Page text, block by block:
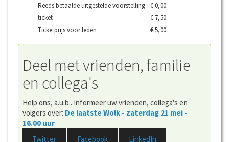
Reeds betaalde uitgestelde voorstelling € 0,00
ticket
€ 7,50
Ticketprijs voor leden
€ 5,00
Deel met vrienden, familie
en collega's
Help ons, a.u.b.. Informeer uw vrienden, collega's en
volgers over: De laatste Wolk - zaterdag 21 mei -
16.00 uur
Twitter
Facebook LinkedIn